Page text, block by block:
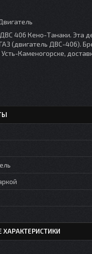
406 Кено-Танаки. Эта
(двигатель ДВС-406).
Усть-Каменогорске,
ХАРАКТЕРИСТИКИ